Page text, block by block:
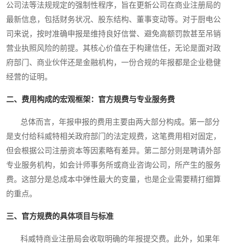
公司法等法规规定的强制性程序，旨在更新公司在商业注册局的
最新信息，包括财务状况、股东结构、董事变动等。对于厨电公
司来说，按时准确申报是维持良好信誉、避免高额罚款甚至吊销
营业执照风险的前提。其核心价值在于构建信任，无论是面对政
府部门、商业伙伴还是金融机构，一份合规的年报都是企业稳健
经营的证明。
二、费用构成的宏观框架：官方规费与专业服务费
总体而言，年报申报的费用主要由两大部分构成。第一部分
是支付给科威特相关政府部门的法定规费，这笔费用相对固定，
但会根据公司注册资本等因素略有差异。第二部分则是聘请外部
专业服务机构，如会计师事务所或商业咨询公司，所产生的服务
费。这部分是总成本中弹性最大的变量，也是企业需要精打细算
的重点。
三、官方规费的具体项目与标准
科威特商业注册局会收取明确的年报提交费。此外，如果年